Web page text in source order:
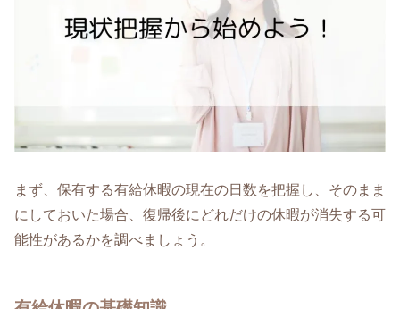
まず、保有する有給休暇の現在の日数を把握し、そのまま
にしておいた場合、復帰後にどれだけの休暇が消失する可
能性があるかを調べましょう。